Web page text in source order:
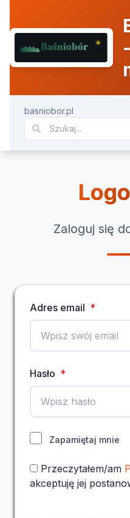
basniobor.pl
Zaloguj się
Adres email *
Hasło *
Zapamiętaj mnie
Przeczytałem/am
akceptuję jej